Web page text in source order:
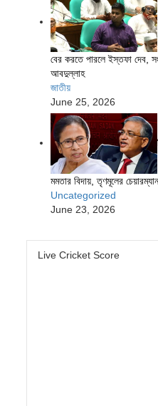
বের করতে পারলে ইস্তফা দেব,
আবদুল্লাহ
জাতীয়
June 25, 2026
মমতার বিদায়, তৃণমূলের
Uncategorized
June 23, 2026
Live Cricket Score